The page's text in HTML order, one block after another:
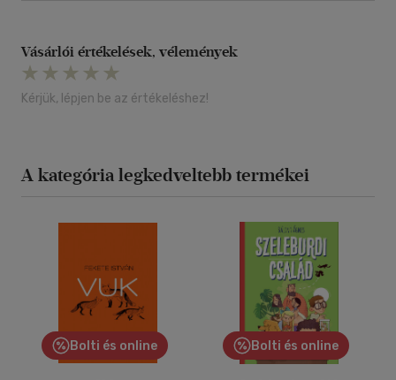
Vásárlói értékelések, vélemények
Kérjük, lépjen be az értékeléshez!
A kategória legkedveltebb termékei
Bolti és online Bolti és online